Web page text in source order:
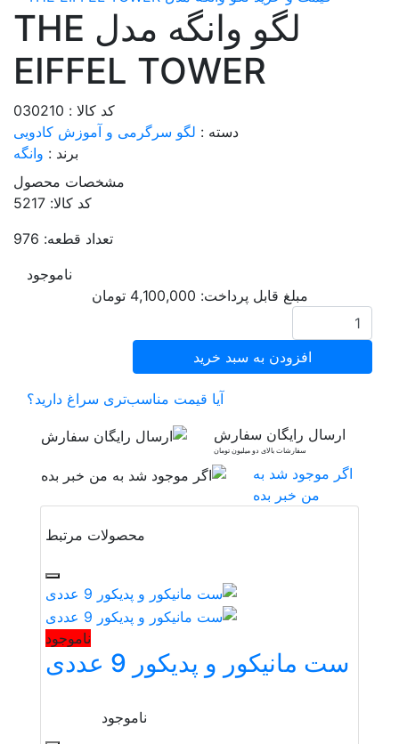
لگو وانگه مدل THE
EIFFEL TOWER
کد کالا : 030210
دسته : لگو سرگرمی و آموزش کادویی
برند : وانگه
مشخصات محصول
کد کالا: 5217
تعداد قطعه: 976
ناموجود
مبلغ قابل پرداخت: 4,100,000 تومان
افزودن به سبد خرید
آیا قیمت مناسب‌تری سراغ دارید؟
ارسال رایگان سفارش
سفارشات بالای دو میلیون تومان
اگر موجود شد به
من خبر بده
محصولات مرتبط
ناموجود
ست مانیکور و پدیکور 9 عددی
ناموجود